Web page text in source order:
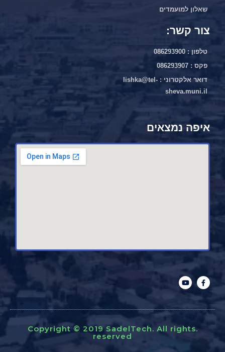
שאלון למועמדים
צור קשר:
טלפון : 086293900
פקס : 086293907
דואר אלקטרוני : lishka@tel-
sheva.muni.il
איפה נמצאים
.Copyright © 2019 SadelTech. All rights
reserved